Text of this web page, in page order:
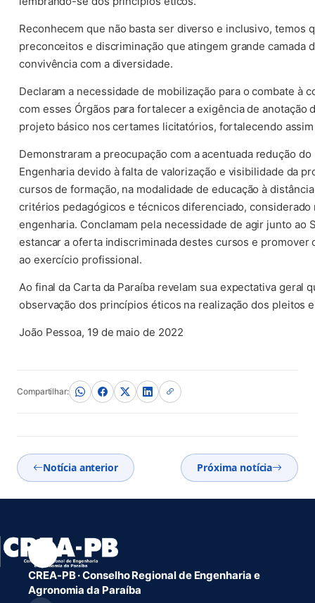
Reconhecem que não basta ser diverso e inclusivo, temos
preconceitos e discriminação que atingem grande camada
convivência com a diversidade.
Declaram a necessidade de mobilização para o combate à
com esses Órgãos para fortalecer a exigência de
projeto básico nos certames licitatórios, fortalecendo
Demonstraram a preocupação com a acentuada redução
Engenharia devido à falta de valorização e visibilidade da
cursos de formação, na modalidade de educação à
critérios pedagógicos e técnicos diferenciado, considerado
engenharia. Conclamam pela necessidade de agir junto ao
estancar a oferta indiscriminada destes cursos e promover
ao exercício profissional.
Ao final da Carta da Paraíba revelam sua expectativa geral
observação dos princípios éticos na realização dos pleitos
João Pessoa, 19 de maio de 2022
Compartilhar:
Notícia anterior Próxima notícia
CREA-PB · Conselho Regional de Engenharia e
Agronomia da Paraíba